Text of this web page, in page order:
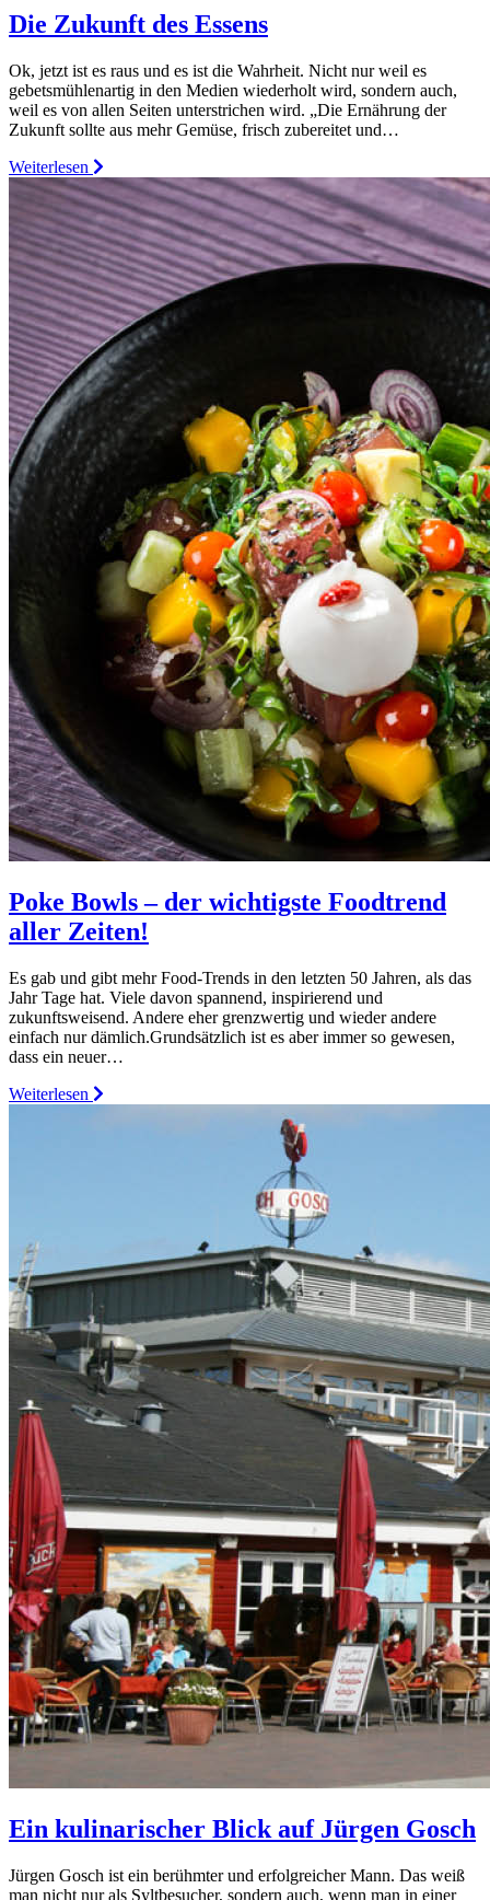
Die Zukunft des Essens
Ok, jetzt ist es raus und es ist die Wahrheit. Nicht nur weil es
gebetsmühlenartig in den Medien wiederholt wird, sondern auch,
weil es von allen Seiten unterstrichen wird. „Die Ernährung der
Zukunft sollte aus mehr Gemüse, frisch zubereitet und…
Weiterlesen
Poke Bowls – der wichtigste Foodtrend
aller Zeiten!
Es gab und gibt mehr Food-Trends in den letzten 50 Jahren, als das
Jahr Tage hat. Viele davon spannend, inspirierend und
zukunftsweisend. Andere eher grenzwertig und wieder andere
einfach nur dämlich.Grundsätzlich ist es aber immer so gewesen,
dass ein neuer…
Weiterlesen
Ein kulinarischer Blick auf Jürgen Gosch
Jürgen Gosch ist ein berühmter und erfolgreicher Mann. Das weiß
man nicht nur als Syltbesucher, sondern auch, wenn man in einer